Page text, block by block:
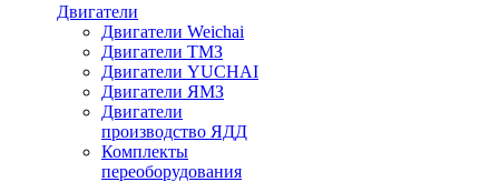
Двигатели
Двигатели Weichai
Двигатели ТМЗ
Двигатели YUCHAI
Двигатели ЯМЗ
Двигатели
производство ЯДД
Комплекты
переоборудования